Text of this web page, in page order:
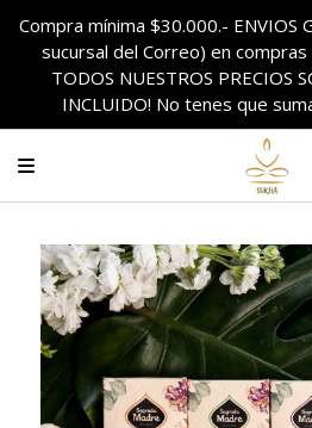
Compra mínima $30.000.- ENVIOS
sucursal del Correo) en
TODOS NUESTROS PRECIOS
INCLUIDO! No tenes que